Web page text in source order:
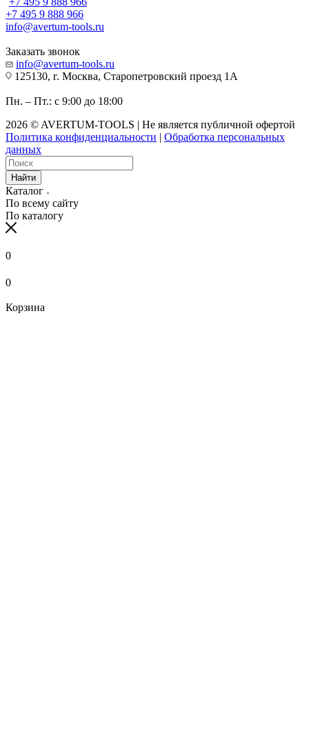
+7 495 9 888 966
info@avertum-tools.ru
Заказать звонок
info@avertum-tools.ru
125130, г. Москва, Старопетровский проезд 1А
Пн. – Пт.: с 9:00 до 18:00
2026 © AVERTUM-TOOLS | Не является публичной офертой
Политика конфиденциальности | Обработка персональных
данных
Найти
Каталог
По всему сайту
По каталогу
0
0
Корзина